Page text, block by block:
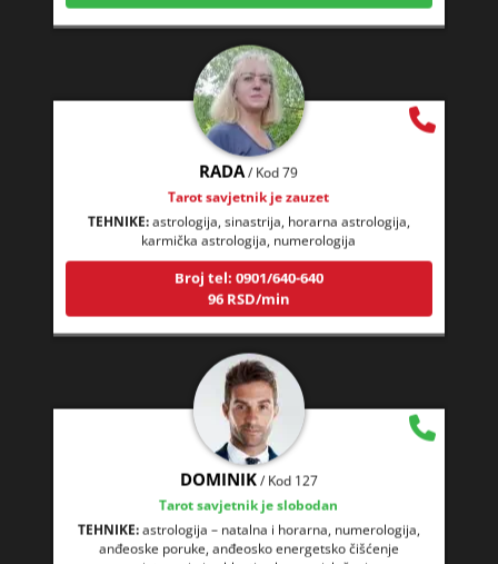
RADA/ Kod 79
Tarot savjetnik je zauzet
astrologija, sinastrija, horarna astrologija,
karmička astrologija, numerologija
Broj tel: 0901/640-640
96 RSD/min
DOMINIK/ Kod 127
Tarot savjetnik je slobodan
astrologija – natalna i horarna, numerologija,
anđeoske poruke, anđeosko energetsko čišćenje
savjetovanje iz oblasti zakona privlačenja